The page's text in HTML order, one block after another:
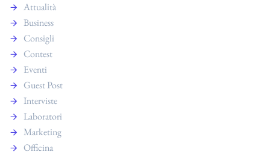
Attualità
Business
Consigli
Contest
Eventi
Guest Post
Interviste
Laboratori
Marketing
Officina